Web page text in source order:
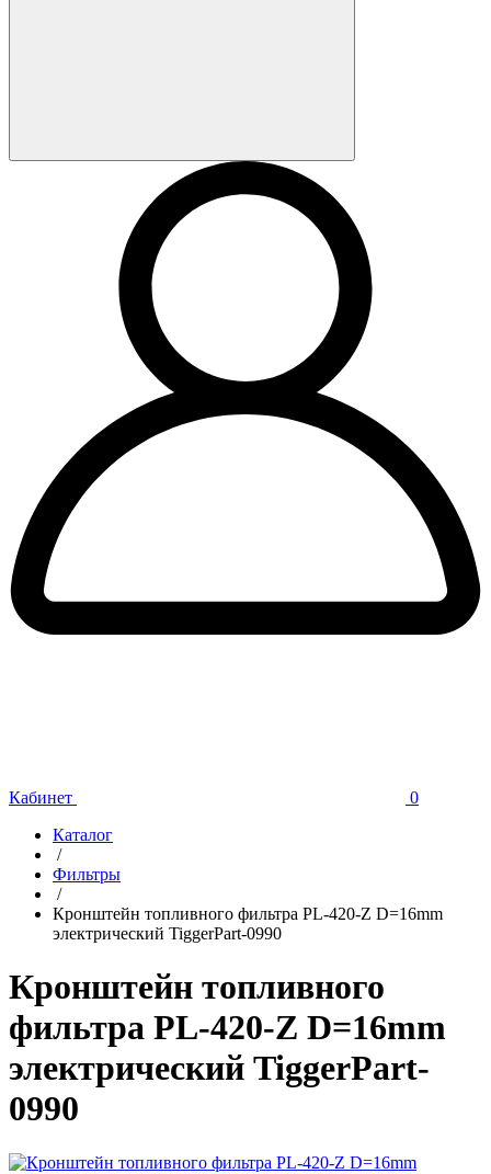
Кабинет
0
Каталог
/
Фильтры
/
Кронштейн топливного фильтра PL-420-Z D=16mm
электрический TiggerPart-0990
Кронштейн топливного
фильтра PL-420-Z D=16mm
электрический TiggerPart-
0990